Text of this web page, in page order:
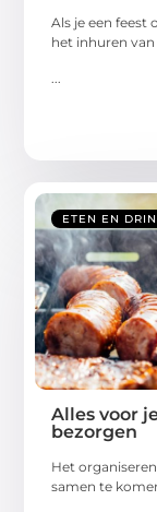
Als je een feest
het inhuren
ETEN EN
Alles voor
bezorgen
Het
samen te